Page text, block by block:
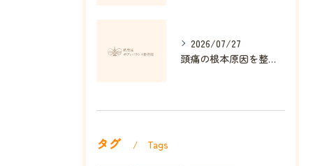
2026/07/27
頭痛の根本原因を整体で解消する方法
タグ Tags